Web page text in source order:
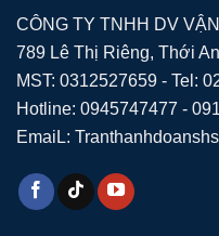
CÔNG TY TNHH DV
789 Lê Thị Riêng, Thới
MST: 0312527659 - Tel:
Hotline: 0945747477 -
EmaiL: